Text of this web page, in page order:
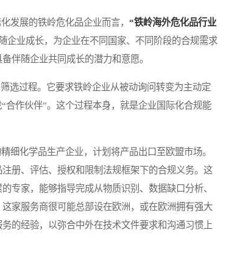
展的铁岭危化品企业而言， “铁岭海外危化品行业
企业成长，为企业在不同国家、不同阶段的合规需求
伴随企业共同成长的潜力和意愿。
过程。它要求铁岭企业从被动询问转变为主动定
合作伙伴”。这个过程本身，就是企业国际化合规能
化学品生产企业，计划将产品出口至欧盟市场。
册、评估、授权和限制法规框架下的合规义务。这
专家，能够指导完成从物质识别、数据缺口分析、
家服务商很可能总部设在欧洲，或在欧洲拥有强大
的经验，以弥合中外在技术文件要求和沟通习惯上